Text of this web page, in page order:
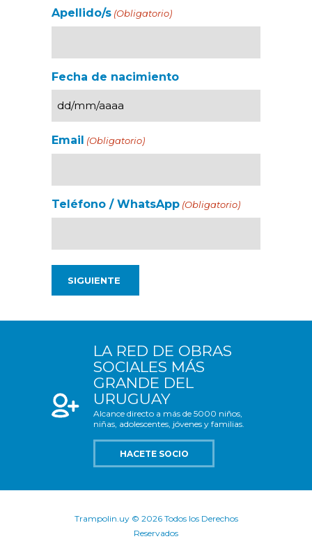
Apellido/s (Obligatorio)
Fecha de nacimiento
Email (Obligatorio)
Teléfono / WhatsApp (Obligatorio)
LA RED DE OBRAS
SOCIALES MÁS
GRANDE DEL
URUGUAY
Alcance directo a más de 5000 niños,
niñas, adolescentes, jóvenes y familias.
HACETE SOCIO
Trampolin.uy © 2026 Todos los Derechos
Reservados